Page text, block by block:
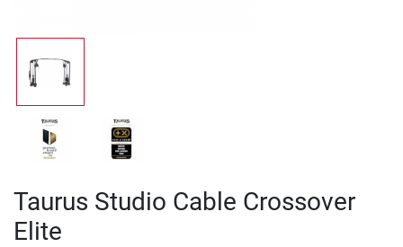
Taurus Studio Cable Crossover
Elite